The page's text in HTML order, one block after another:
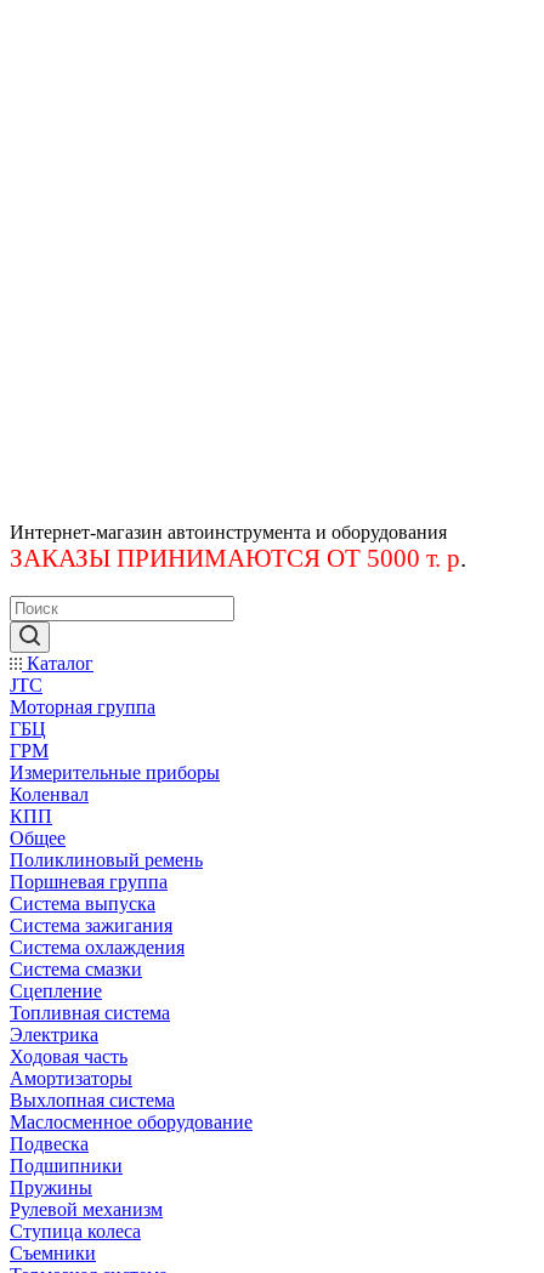
Интернет-магазин автоинструмента и оборудования
ЗАКАЗЫ ПРИНИМАЮТСЯ ОТ 5000 т. р.
Каталог
JTC
Моторная группа
ГБЦ
ГРМ
Измерительные приборы
Коленвал
КПП
Общее
Поликлиновый ремень
Поршневая группа
Система выпуска
Система зажигания
Система охлаждения
Система смазки
Сцепление
Топливная система
Электрика
Ходовая часть
Амортизаторы
Выхлопная система
Маслосменное оборудование
Подвеска
Подшипники
Пружины
Рулевой механизм
Ступица колеса
Съемники